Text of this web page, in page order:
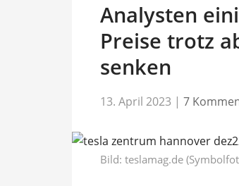
Analysten
Preise trotz
senken
13. April 2023 | 7
Bild: teslamag.de